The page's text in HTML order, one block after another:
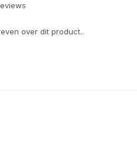
over dit product..